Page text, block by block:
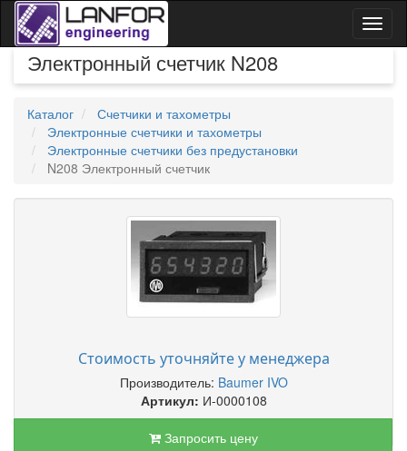
Электронный счетчик N208
Каталог
Счетчики и тахометры
Электронные счетчики и тахометры
Электронные счетчики без предустановки
N208 Электронный счетчик
Стоимость уточняйте у менеджера
Производитель: Baumer IVO
Артикул: И-0000108
Запросить цену